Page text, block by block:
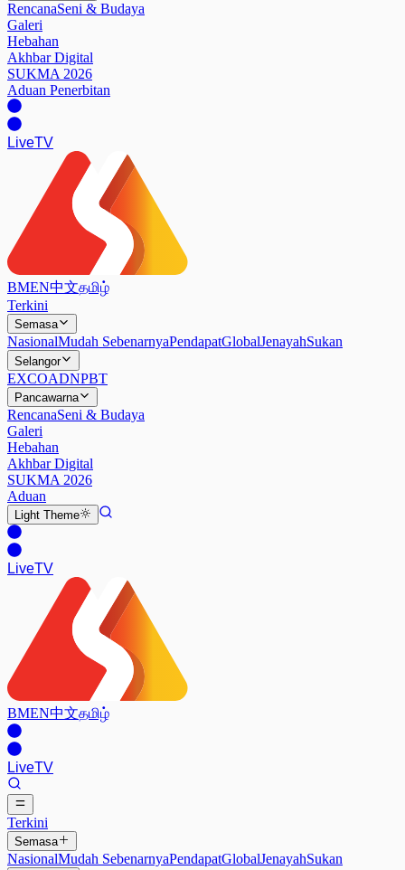
RencanaSeni & Budaya
Galeri
Hebahan
Akhbar Digital
SUKMA 2026
Aduan Penerbitan
LiveTV
BMEN中文தமிழ்
Terkini
Semasa
NasionalMudah SebenarnyaPendapatGlobalJenayahSukan
Selangor
EXCOADNPBT
Pancawarna
RencanaSeni & Budaya
Galeri
Hebahan
Akhbar Digital
SUKMA 2026
Aduan
Light Theme
LiveTV
BMEN中文தமிழ்
LiveTV
Terkini
Semasa
NasionalMudah SebenarnyaPendapatGlobalJenayahSukan